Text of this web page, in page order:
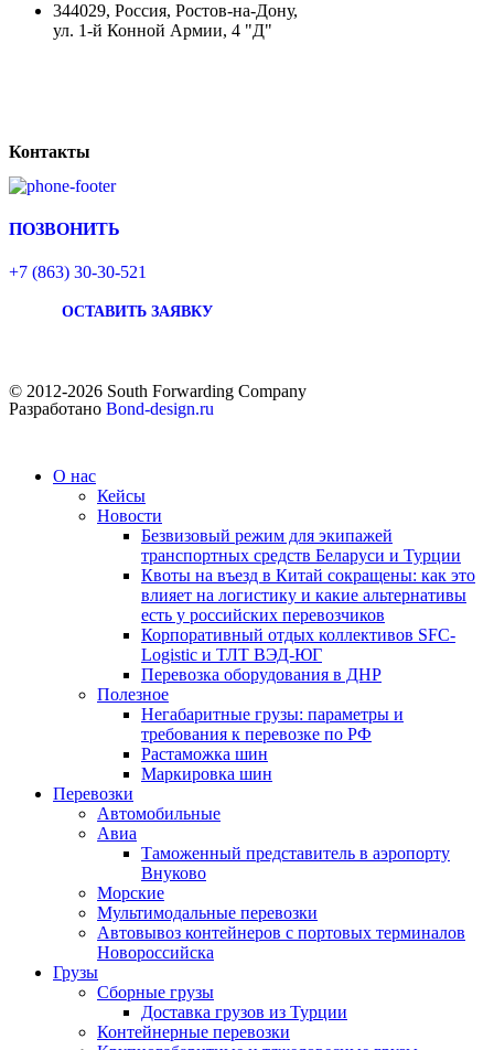
344029, Россия, Ростов-на-Дону,
ул. 1-й Конной Армии, 4 "Д"
Контакты
ПОЗВОНИТЬ
+7 (863) 30-30-521
ОСТАВИТЬ ЗАЯВКУ
© 2012-2026 South Forwarding Company
Разработано Bond-design.ru
О нас
Кейсы
Новости
Безвизовый режим для экипажей
транспортных средств Беларуси и Турции
Квоты на въезд в Китай сокращены: как это
влияет на логистику и какие альтернативы
есть у российских перевозчиков
Корпоративный отдых коллективов SFC-
Logistic и ТЛТ ВЭД-ЮГ
Перевозка оборудования в ДНР
Полезное
Негабаритные грузы: параметры и
требования к перевозке по РФ
Растаможка шин
Маркировка шин
Перевозки
Автомобильные
Авиа
Таможенный представитель в аэропорту
Внуково
Морские
Мультимодальные перевозки
Автовывоз контейнеров с портовых терминалов
Новороссийска
Грузы
Сборные грузы
Доставка грузов из Турции
Контейнерные перевозки